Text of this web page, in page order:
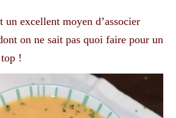
un excellent moyen d’associer
on ne sait pas quoi faire pour un
!